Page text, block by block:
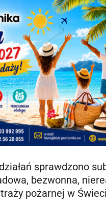
sprawdzono
bezwonna,
pożarnej w